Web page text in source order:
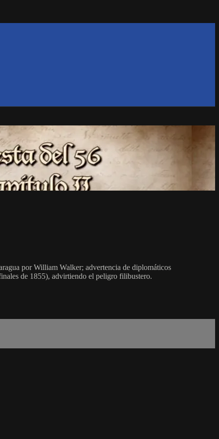
por William Walker; advertencia de diplomáticos
de 1855), advirtiendo el peligro filibustero.